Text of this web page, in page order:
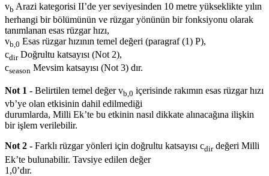
vb Arazi kategorisi II’de yer seviyesinden 10 metre yükseklikte yılın
herhangi bir bölümünün ve rüzgar yönünün bir fonksiyonu olarak
tanımlanan esas rüzgar hızı,
vb,0 Esas rüzgar hızının temel değeri (paragraf (1) P),
cdirDoğrultu katsayısı (Not 2),
cseason Mevsim katsayısı (Not 3) dır.
Not 1 - Belirtilen temel değer vb,0 içerisinde rakımın esas rüzgar hızı
vb’ye olan etkisinin dahil edilmediği
durumlarda, Milli Ek’te bu etkinin nasıl dikkate alınacağına ilişkin
bir işlem verilebilir.
Not 2 - Farklı rüzgar yönleri için doğrultu katsayısı cdirdeğeri Milli
Ek’te bulunabilir. Tavsiye edilen değer
1,0’dır.